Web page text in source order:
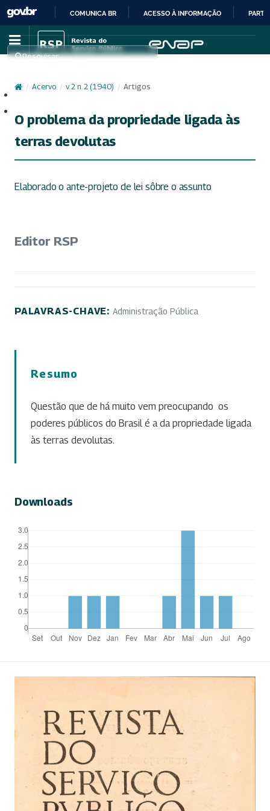
IR
PARA
CONTEÚDO
COMUNICA BR ACESSO À INFORMAÇÃO
Pesquisar
/ Acervo / v. 2 n. 2 (1940) / Artigos
O problema da propriedade ligada às
terras devolutas
Elaborado o ante-projeto de lei sôbre o assunto
Editor RSP
PALAVRAS-CHAVE: Administração Pública
Resumo
Questão que de há muito vem preocupando os
poderes públicos do Brasil é a da propriedade ligada
às terras devolutas.
Downloads